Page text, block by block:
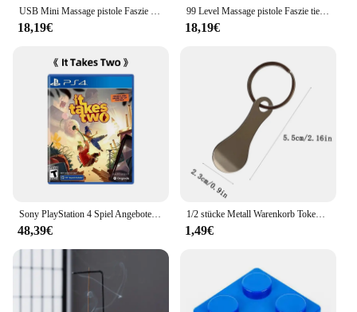
recovery and relaxation routine.
USB Mini Massage pistole Faszie Maschine Muskel entspannung vibrierende Pistole Stange Massage Fitness geräte Hals greifen Faszien pistole
18,19€
99 Level Massage pistole Faszie tiefe Muskeln entspannen Körper Nacken massage gerät elektrische Fitness geräte Geräusch reduzierung männlich weiblich
18,19€
Sony PlayStation 4 Spiel Angebote-Es Dauert Zwei-PS4 Spiele Physikalische Patrone
48,39€
1/2 stücke Metall Warenkorb Tokens Trolley Token Schlüssel Ring Dekorative Schlüsselbund Mehrzweck Einkaufen Tragbare Für Home Im Freien
1,49€